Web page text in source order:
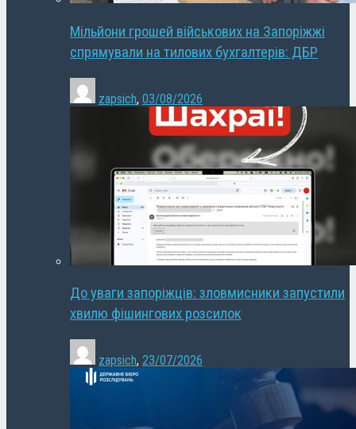
Мільйони грошей військових на Запоріжжі
спрямували на тилових бухгалтерів: ДБР
zapsich, 03/08/2026
До уваги запоріжців: зловмисники запустили
хвилю фішингових розсилок
zapsich, 23/07/2026